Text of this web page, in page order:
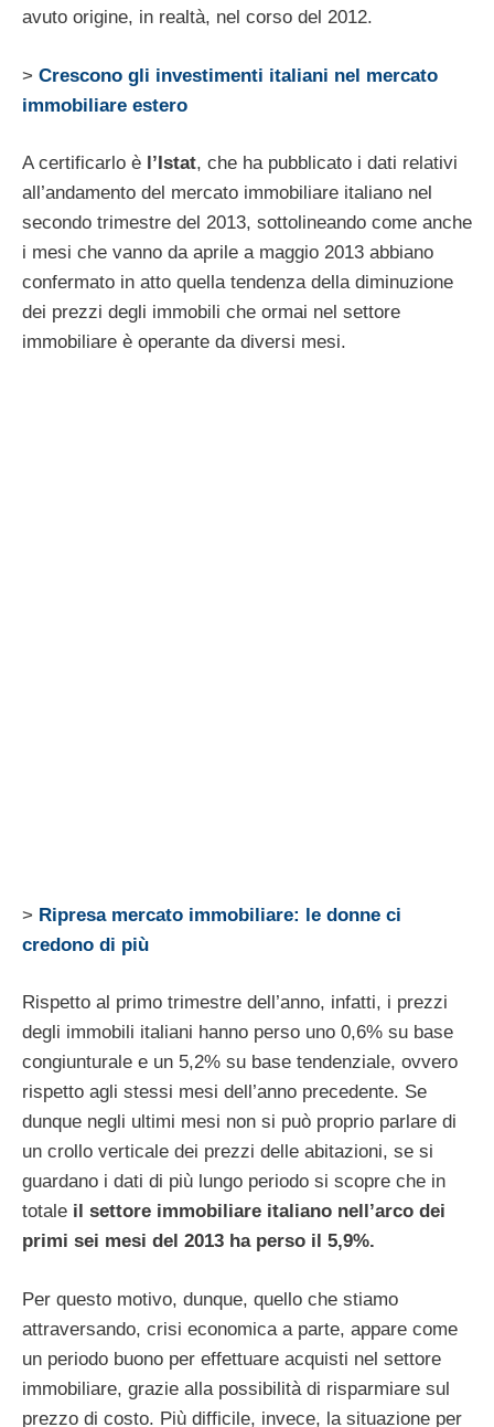
avuto origine, in realtà, nel corso del 2012.
> Crescono gli investimenti italiani nel mercato
immobiliare estero
A certificarlo è l’Istat, che ha pubblicato i dati relativi
all’andamento del mercato immobiliare italiano nel
secondo trimestre del 2013, sottolineando come anche
i mesi che vanno da aprile a maggio 2013 abbiano
confermato in atto quella tendenza della diminuzione
dei prezzi degli immobili che ormai nel settore
immobiliare è operante da diversi mesi.
> Ripresa mercato immobiliare: le donne ci
credono di più
Rispetto al primo trimestre dell’anno, infatti, i prezzi
degli immobili italiani hanno perso uno 0,6% su base
congiunturale e un 5,2% su base tendenziale, ovvero
rispetto agli stessi mesi dell’anno precedente. Se
dunque negli ultimi mesi non si può proprio parlare di
un crollo verticale dei prezzi delle abitazioni, se si
guardano i dati di più lungo periodo si scopre che in
totale il settore immobiliare italiano nell’arco dei
primi sei mesi del 2013 ha perso il 5,9%.
Per questo motivo, dunque, quello che stiamo
attraversando, crisi economica a parte, appare come
un periodo buono per effettuare acquisti nel settore
immobiliare, grazie alla possibilità di risparmiare sul
prezzo di costo. Più difficile, invece, la situazione per